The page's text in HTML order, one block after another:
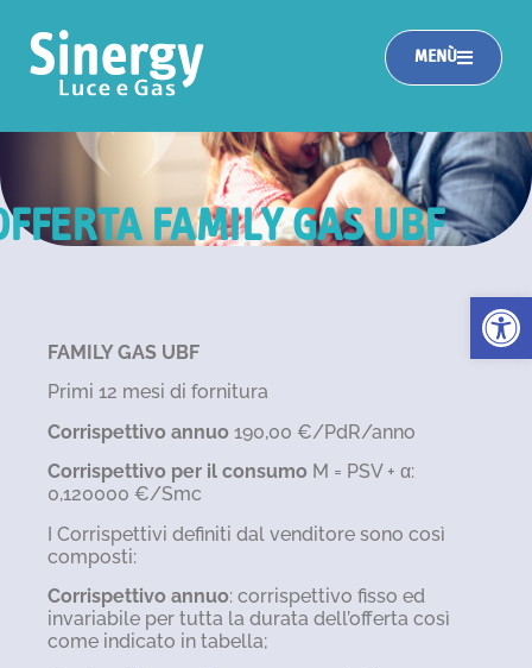
Apri la
MENÙ
FAMILY GAS UBF
FAMILY GAS UBF
Primi 12 mesi di fornitura
Corrispettivo annuo 190,00 €/PdR/anno
Corrispettivo per il consumo M = PSV + α:
0,120000 €/Smc
I Corrispettivi definiti dal venditore sono così
composti:
Corrispettivo annuo: corrispettivo fisso ed
invariabile per tutta la durata dell’offerta così
come indicato in tabella;